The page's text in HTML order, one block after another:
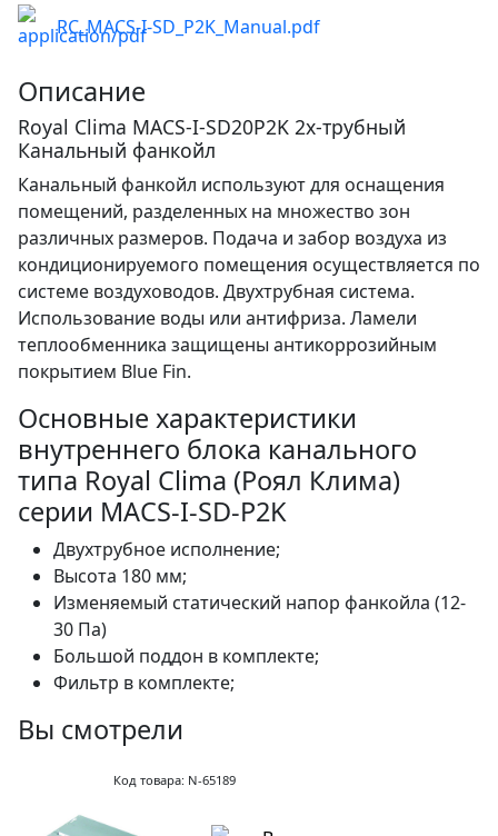
RC_MACS-I-SD_P2K_Manual.pdf
Описание
Royal Clima MACS-I-SD20P2K 2х-трубный
Канальный фанкойл
Канальный фанкойл используют для оснащения
помещений, разделенных на множество зон
различных размеров. Подача и забор воздуха из
кондиционируемого помещения осуществляется по
системе воздуховодов. Двухтрубная система.
Использование воды или антифриза. Ламели
теплообменника защищены антикоррозийным
покрытием Blue Fin.
Основные характеристики
внутреннего блока канального
типа Royal Clima (Роял Клима)
серии MACS-I-SD-P2K
Двухтрубное исполнение;
Высота 180 мм;
Изменяемый статический напор фанкойла (12-
30 Па)
Большой поддон в комплекте;
Фильтр в комплекте;
Вы смотрели
Код товара: N-65189